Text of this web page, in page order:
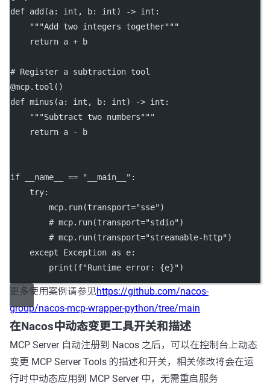
def add(a: int , b: int) -> int :
"""Add two integers together"""
return a + b
# Register a subtraction tool
@mcp.tool ()
def minus (a: int , b: int) -> int :
"""Subtract two numbers"""
return a - b
if __name__ == "__main__" :
try:
        mcp.run(
transport="sse")
# mcp.run(transport="stdio")
# mcp.run(transport="streamable-http")
except
Exception as e:
print (f"Runtime error: {e}")
更多使用案例请参见https://github.com/nacos-
group/nacos-mcp-wrapper-python/tree/main
在Nacos中动态变更工具开关和描述
MCP Server 自动注册到 Nacos 之后，可以在控制台上动态
变更 MCP Server Tools 的描述和开关，相关修改将会在运
行时中动态应用到 MCP Server 中，无需重启服务